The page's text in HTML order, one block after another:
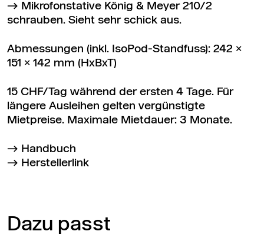
Mikrofonstative König & Meyer 210/2
schrauben. Sieht sehr schick aus.
Abmessungen (inkl. IsoPod-Standfuss): 242 x
151 x 142 mm (HxBxT)
15 CHF/Tag während der ersten 4 Tage. Für
längere Ausleihen gelten vergünstigte
Mietpreise. Maximale Mietdauer: 3 Monate.
Handbuch
Herstellerlink
Dazu passt